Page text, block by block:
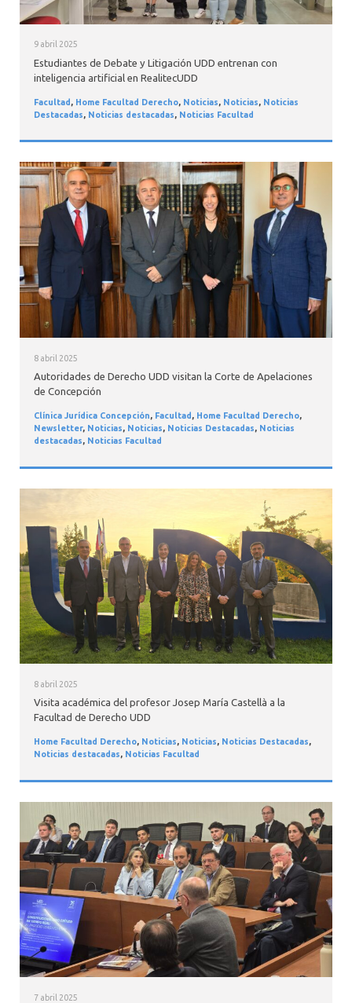
9 abril 2025
Estudiantes de Debate y Litigación UDD entrenan con
inteligencia artificial en RealitecUDD
Facultad, Home Facultad Derecho, Noticias, Noticias, Noticias
Destacadas, Noticias destacadas, Noticias Facultad
8 abril 2025
Autoridades de Derecho UDD visitan la Corte de Apelaciones
de Concepción
Clínica Jurídica Concepción, Facultad , Home Facultad Derecho,
Newsletter, Noticias, Noticias, Noticias Destacadas, Noticias
destacadas, Noticias Facultad
8 abril 2025
Visita académica del profesor Josep María Castellà a la
Facultad de Derecho UDD
Home Facultad Derecho, Noticias, Noticias, Noticias Destacadas,
Noticias destacadas, Noticias Facultad
7 abril 2025